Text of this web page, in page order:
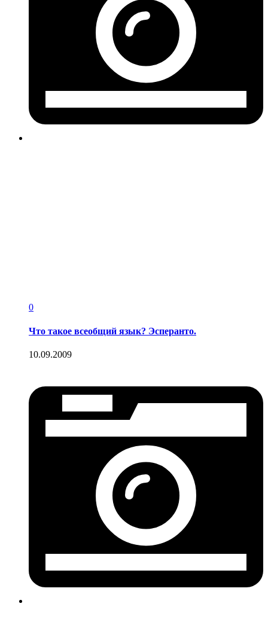
0
Что такое всеобщий язык? Эсперанто.
10.09.2009